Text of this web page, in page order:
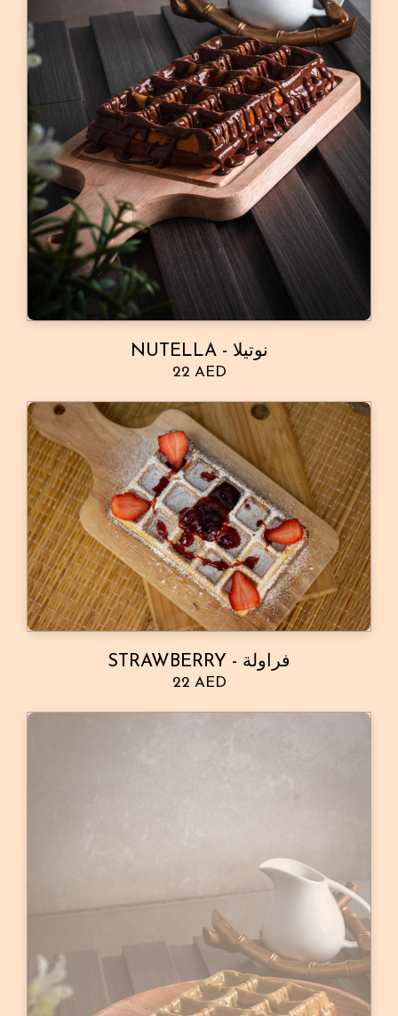
NUTELLA - نوتيلا
22 AED
STRAWBERRY - فراولة
22 AED